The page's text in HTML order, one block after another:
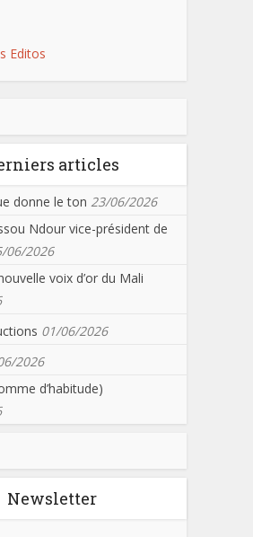
Editos
articles
donne le ton 23/06/2026
Ndour vice-président de
06/2026
voix d’or du Mali
01/06/2026
2026
d’habitude)
Newsletter